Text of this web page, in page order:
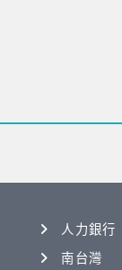
人力銀行
南台灣